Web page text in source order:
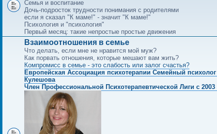
Семья и воспитание
Дочь-подросток трудности понимания с родителями
если я сказал "К маме!" - значит "К маме!"
Психология и "психология"
Первый месяц: такие непростые простые движения
Взаимоотношения в семье
Что делать, если мне не нравится мой муж?
Как порвать отношения, которые мешают вам жить?
Компромисс в семье - это слабость или залог счастья?
Европейская Ассоциация психотерапии Семейный
Кулешова
Член Профессиональной Психотерапевтической Лиги с 2003